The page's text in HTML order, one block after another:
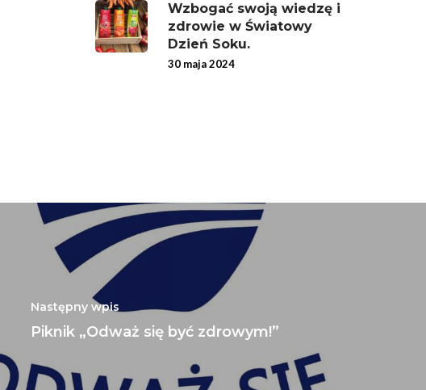
Wzbogać swoją wiedzę i
zdrowie w Światowy
Dzień Soku.
30 maja 2024
Następny wpis
Piknik „Odważ się być zdrowym!”